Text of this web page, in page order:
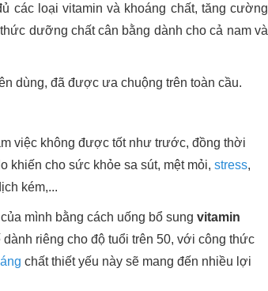
các loại vitamin và khoáng chất, tăng cường
dưỡng chất cân bằng dành cho cả nam và
dùng, đã được ưa chuộng trên toàn cầu.
việc không được tốt như trước, đồng thời
khiến cho sức khỏe sa sút, mệt mỏi, stress,
kém,...
mình bằng cách uống bổ sung vitamin
riêng cho độ tuổi trên 50, với công thức
chất thiết yếu này sẽ mang đến nhiều lợi